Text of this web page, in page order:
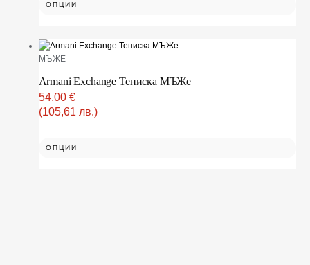
ОПЦИИ
МЪЖЕ
Armani Exchange Тениска МЪЖe
54,00 €
(105,61 лв.)
ОПЦИИ